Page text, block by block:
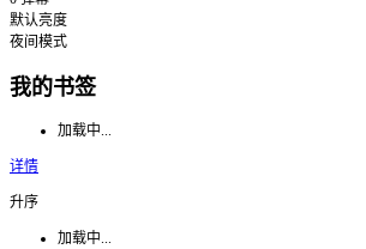
默认亮度
夜间模式
我的书签
加载中...
详情
升序
加载中...